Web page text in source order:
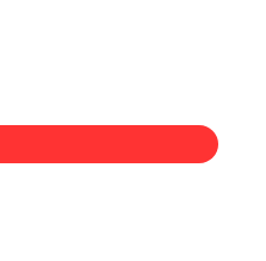
buvo:kaina